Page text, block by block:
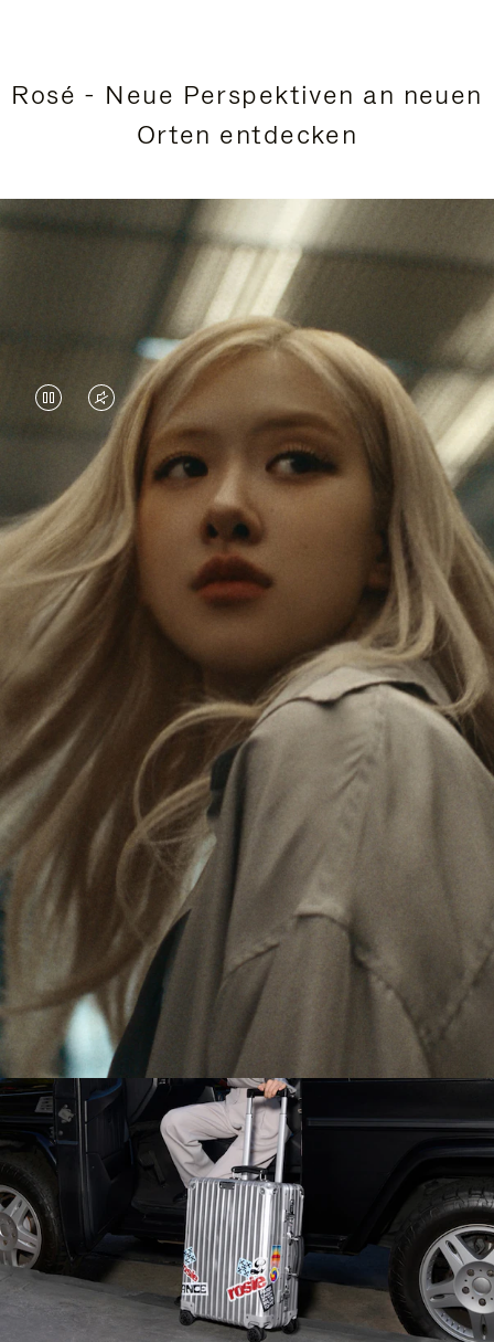
Rosé - Neue Perspektiven an neuen
Orten entdecken
DAS
VIDEO
IST
ANGEHALTEN,
BITTE
DRÜCKEN
SIE,
UM
ES
ABZUSPIELEN.
VIDEO
IST
STUMMGESCHALTET,
BITTE
KLICKEN
SIE
ZUM
AUFHEBEN
DER
STUMMSCHALTUNG
Rosé erkundet die Welt non-stop, und mit jeder
Reise erhält sie neue Perspektiven, die einen
bleibenden Eindruck bei ihr hinterlassen. Mit jedem
neuen Ziel entdeckt sie die Welt und sich selber auf
neue Weise.
Ihr RIMOWA Classic Cabin ist eine Erinnerung an
alle Geschichten, die sie gesammelt hat – jeder
Sticker, Kratzer und jede Delle ist ein Symbol für
ihren Weg.